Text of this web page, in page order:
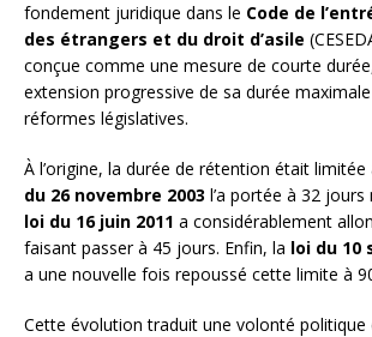
fondement juridique dans le Code de
des étrangers et du droit d’asile
conçue comme une mesure de courte
extension progressive de sa durée
réformes législatives.
À l’origine, la durée de rétention était limitée
du 26 novembre 2003 l’a portée à 32
loi du 16 juin 2011 a considérablement
faisant passer à 45 jours. Enfin, la loi du 10
a une nouvelle fois repoussé cette limite à
Cette évolution traduit une volonté politique